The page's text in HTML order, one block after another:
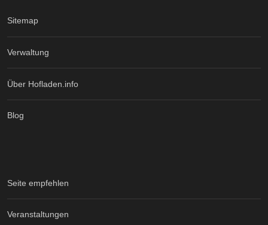
Sitemap
Verwaltung
Über Hofladen.info
Blog
Seite empfehlen
Veranstaltungen